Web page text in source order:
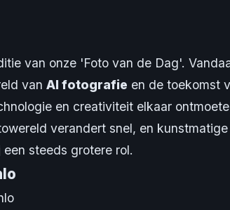
van onze 'Foto van de Dag'.
van AI fotografie en de toekomst
en creativiteit elkaar
verandert snel, en kunstmatige
steeds grotere rol.